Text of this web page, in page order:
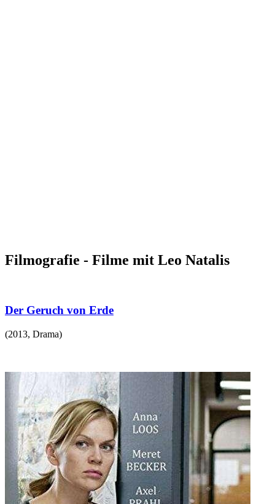
Filmografie - Filme mit Leo Natalis
Der Geruch von Erde
(2013, Drama)